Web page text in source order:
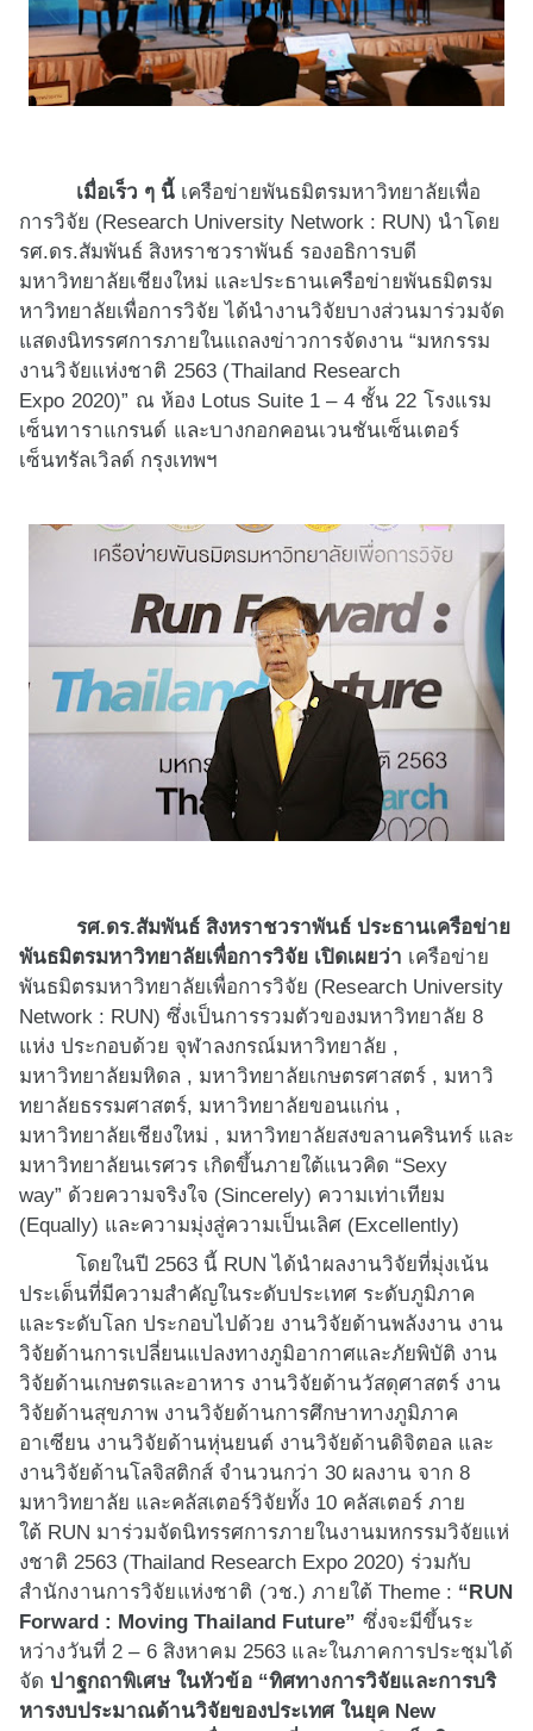
เมื่อเร็ว ๆ นี้ เครือข่ายพันธมิตรมหาวิทยาลัยเพื่อ
การวิจัย (Research University Network : RUN) นำโดย
รศ.ดร.สัมพันธ์ สิงหราชวราพันธ์ รองอธิการบดี
มหาวิทยาลัยเชียงใหม่ และประธานเครือข่ายพันธมิตรม
หาวิทยาลัยเพื่อการวิจัย ได้นำงานวิจัยบางส่วนมาร่วมจัด
แสดงนิทรรศการภายในแถลงข่าวการจัดงาน “มหกรรม
งานวิจัยแห่งชาติ 2563 (Thailand Research
Expo 2020)” ณ ห้อง Lotus Suite 1 – 4 ชั้น 22 โรงแรม
เซ็นทาราแกรนด์ และบางกอกคอนเวนชันเซ็นเตอร์
เซ็นทรัลเวิลด์ กรุงเทพฯ
รศ.ดร.สัมพันธ์ สิงหราชวราพันธ์ ประธานเครือข่าย
พันธมิตรมหาวิทยาลัยเพื่อการวิจัย เปิดเผยว่า เครือข่าย
พันธมิตรมหาวิทยาลัยเพื่อการวิจัย (Research University
Network : RUN) ซึ่งเป็นการรวมตัวของมหาวิทยาลัย 8
แห่ง ประกอบด้วย จุฬาลงกรณ์มหาวิทยาลัย ,
มหาวิทยาลัยมหิดล , มหาวิทยาลัยเกษตรศาสตร์ , มหาวิ
ทยาลัยธรรมศาสตร์, มหาวิทยาลัยขอนแก่น ,
มหาวิทยาลัยเชียงใหม่ , มหาวิทยาลัยสงขลานครินทร์ และ
มหาวิทยาลัยนเรศวร เกิดขึ้นภายใต้แนวคิด “Sexy
way” ด้วยความจริงใจ (Sincerely) ความเท่าเทียม
(Equally) และความมุ่งสู่ความเป็นเลิศ (Excellently)
โดยในปี 2563 นี้ RUNได้นำผลงานวิจัยที่มุ่งเน้น
ประเด็นที่มีความสำคัญในระดับประเทศ ระดับภูมิภาค
และระดับโลก ประกอบไปด้วย งานวิจัยด้านพลังงาน งาน
วิจัยด้านการเปลี่ยนแปลงทางภูมิอากาศและภัยพิบัติ งาน
วิจัยด้านเกษตรและอาหาร งานวิจัยด้านวัสดุศาสตร์ งาน
วิจัยด้านสุขภาพ งานวิจัยด้านการศึกษาทางภูมิภาค
อาเซียน งานวิจัยด้านหุ่นยนต์ งานวิจัยด้านดิจิตอล และ
งานวิจัยด้านโลจิสติกส์ จำนวนกว่า 30 ผลงาน จาก 8
มหาวิทยาลัย และคลัสเตอร์วิจัยทั้ง 10 คลัสเตอร์ ภาย
ใต้ RUN มาร่วมจัดนิทรรศการภายในงานมหกรรมวิจัยแห่
งชาติ 2563 (Thailand Research Expo 2020) ร่วมกับ
สำนักงานการวิจัยแห่งชาติ (วช.) ภายใต้ Theme : “RUN
Forward : Moving Thailand Future” ซึ่งจะมีขึ้นระ
หว่างวันที่ 2 – 6 สิงหาคม 2563 และในภาคการประชุมได้
จัด ปาฐกถาพิเศษ ในหัวข้อ “ทิศทางการวิจัยและการบริ
หารงบประมาณด้านวิจัยของประเทศ ในยุค New